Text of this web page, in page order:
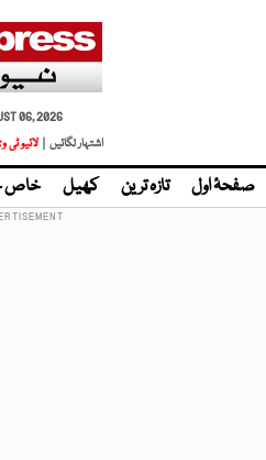
06, 2026
اشتہار لگائیں |
لائیو ٹی
صفحۂ اول تازہ ترین کھیل خاص